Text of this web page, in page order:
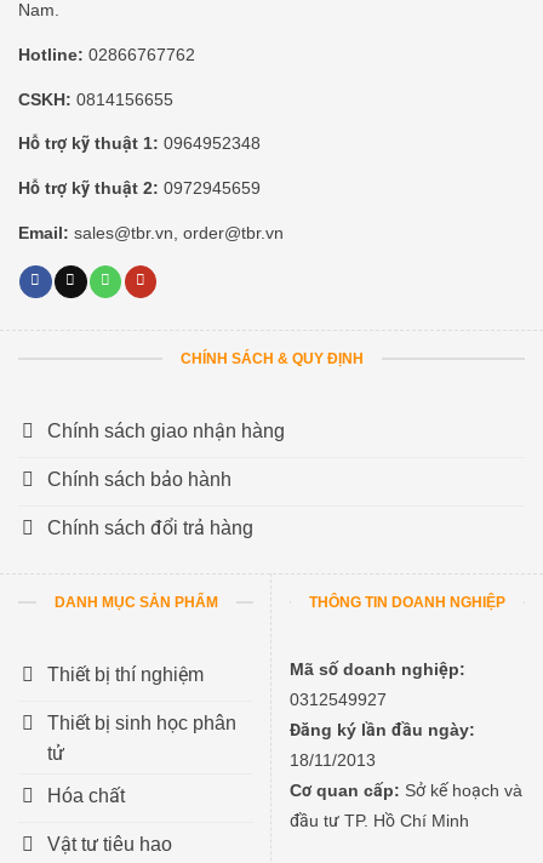
Nam.
Hotline: 02866767762
CSKH: 0814156655
Hỗ trợ kỹ thuật 1: 0964952348
Hỗ trợ kỹ thuật 2: 0972945659
Email: sales@tbr.vn, order@tbr.vn
CHÍNH SÁCH & QUY ĐỊNH
Chính sách giao nhận hàng
Chính sách bảo hành
Chính sách đổi trả hàng
DANH MỤC SẢN PHẨM
Thiết bị thí nghiệm
Thiết bị sinh học phân
tử
Hóa chất
Vật tư tiêu hao
THÔNG TIN DOANH NGHIỆP
Mã số doanh nghiệp:
0312549927
Đăng ký lần đầu ngày:
18/11/2013
Cơ quan cấp: Sở kế hoạch và
đầu tư TP. Hồ Chí Minh